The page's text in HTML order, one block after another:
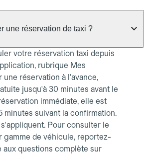
une réservation de taxi ?
votre réservation taxi depuis
rubrique Mes
une réservation à l'avance,
jusqu'à 30 minutes avant le
immédiate, elle est
minutes suivant la confirmation.
Pour consulter le
gamme de véhicule, reportez-
aux questions complète sur